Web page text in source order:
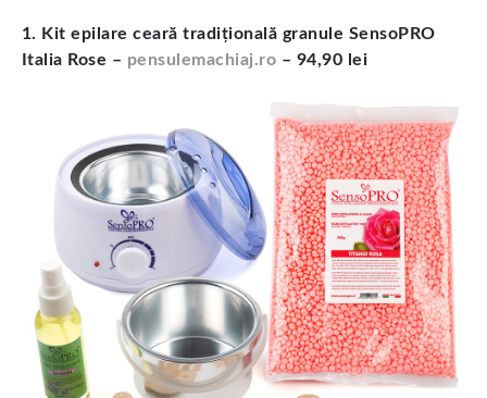
1. Kit epilare ceară tradițională granule SensoPRO
Italia Rose – pensulemachiaj.ro – 94,90 lei